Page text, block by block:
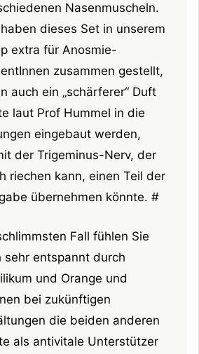
Nasenmuscheln.
dieses Set in unserem
extra für Anosmie-
zusammen gestellt,
auch ein „schärferer“ Duft
laut Prof Hummel in die
eingebaut werden,
der Trigeminus-Nerv, der
riechen kann, einen Teil der
übernehmen könnte. #
Fall fühlen Sie
sehr entspannt durch
und Orange und
bei zukünftigen
die beiden anderen
als antivitale Unterstützer